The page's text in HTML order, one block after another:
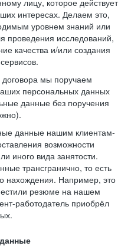
лицу, которое действует
интересах. Делаем это,
уровнем знаний или
проведения исследований,
качества и/или создания
договора мы поручаем
персональных данных
данные без поручения
данные нашим клиентам-
возможности
иного вида занятости.
трансгранично, то есть
нахождения. Например, это
резюме на нашем
работодатель приобрёл